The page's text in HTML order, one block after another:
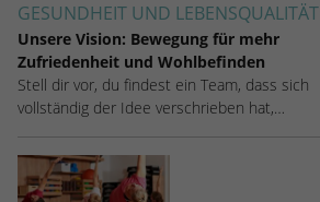
GESUNDHEIT UND LEBENSQUALITÄT
Unsere Vision: Bewegung für mehr
Zufriedenheit und Wohlbefinden
Stell dir vor, du findest ein Team, dass sich
vollständig der Idee verschrieben hat,…